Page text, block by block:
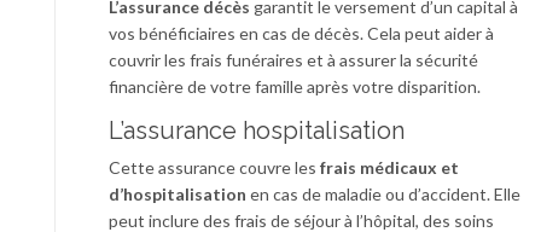
L’assurance décès garantit le versement d’un capital à
vos bénéficiaires en cas de décès. Cela peut aider à
couvrir les frais funéraires et à assurer la sécurité
financière de votre famille après votre disparition.
L’assurance hospitalisation
Cette assurance couvre les frais médicaux et
d’hospitalisation en cas de maladie ou d’accident. Elle
peut inclure des frais de séjour à l’hôpital, des soins